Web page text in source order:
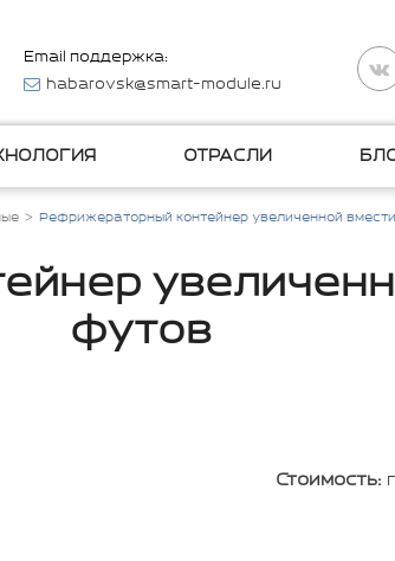
Email поддержка:
habarovsk@smart-module.ru
ОТРАСЛИ
Рефрижераторный контейнер увеличенной
футов
Стоимость: